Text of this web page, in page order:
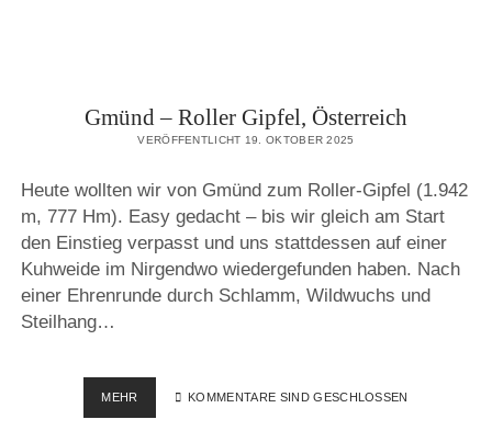
Gmünd – Roller Gipfel, Österreich
VERÖFFENTLICHT 19. OKTOBER 2025
Heute wollten wir von Gmünd zum Roller-Gipfel (1.942
m, 777 Hm). Easy gedacht – bis wir gleich am Start
den Einstieg verpasst und uns stattdessen auf einer
Kuhweide im Nirgendwo wiedergefunden haben. Nach
einer Ehrenrunde durch Schlamm, Wildwuchs und
Steilhang…
MEHR GMÜND
–
KOMMENTARE SIND GESCHLOSSEN